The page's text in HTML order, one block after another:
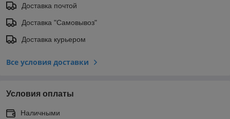
Доставка почтой
Доставка "Самовывоз"
Доставка курьером
Все условия доставки
Условия оплаты
Наличными